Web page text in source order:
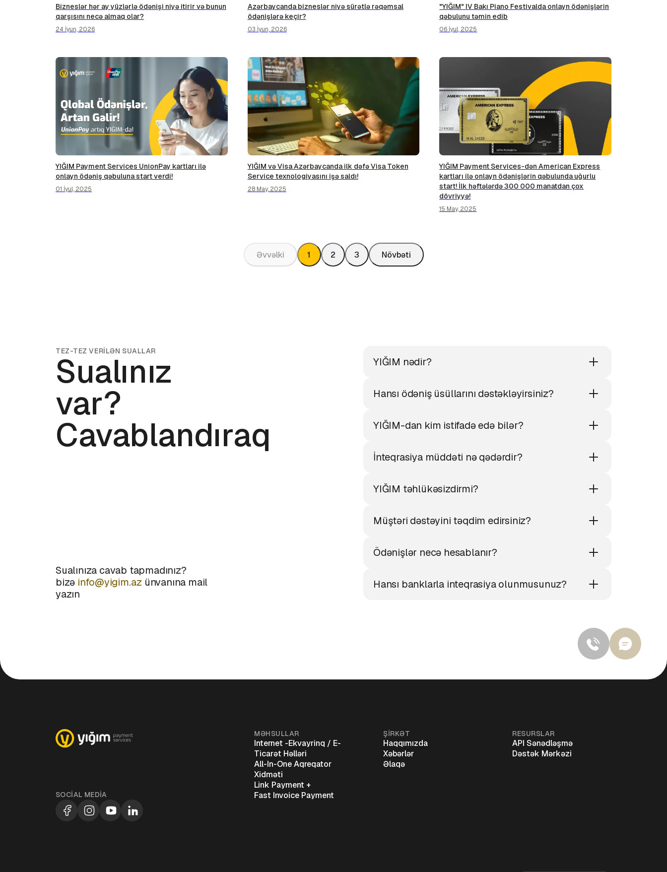
Bizneslər hər ay yüzlərlə ödənişi niyə itirir və bunun
qarşısını necə almaq olar?
24 İyun, 2026
Azərbaycanda bizneslər niyə sürətlə rəqəmsal
ödənişlərə keçir?
03 İyun, 2026
"YIĞIM" IV Bakı Piano Festivalda onlayn ödənişlərin
qəbulunu təmin edib
06 İyul, 2025
YIĞIM Payment Services UnionPay kartları ilə
onlayn ödəniş qəbuluna start verdi!
01 İyul, 2025
YIĞIM və Visa Azərbaycanda ilk dəfə Visa Token
Service texnologiyasını işə saldı!
28 May, 2025
YIĞIM Payment Services-dən American Express
kartları ilə onlayn ödənişlərin qəbulunda uğurlu
start! İlk həftələrdə 300 000 manatdan çox
dövriyyə!
15 May, 2025
Əvvəlki 1 2 3 Növbəti
TEZ-TEZ VERİLƏN SUALLAR
Sualınız
var?
Cavablandıraq
Sualınıza cavab tapmadınız?
bizə info@yigim.az ünvanına mail
yazın
YIĞIM nədir?
Hansı ödəniş üsüllarını dəstəkləyirsiniz?
YIĞIM-dan kim istifadə edə bilər?
İnteqrasiya müddəti nə qədərdir?
YIĞIM təhlükəsizdirmi?
Müştəri dəstəyini təqdim edirsiniz?
Ödənişlər necə hesablanır?
Hansı banklarla inteqrasiya olunmusunuz?
SOCIAL MEDIA
MƏHSULLAR
Internet -Ekvayrinq / E-
Ticarət Həlləri
All-In-One Aqreqator
Xidməti
Link Payment +
Fast Invoice Payment
ŞİRKƏT
Haqqımızda
Xəbərlər
Əlaqə
RESURSLAR
API Sənədləşmə
Dəstək Mərkəzi